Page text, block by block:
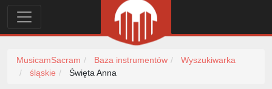
MusicamSacram Baza instrumentów
Wyszukiwarka
śląskie
Święta Anna